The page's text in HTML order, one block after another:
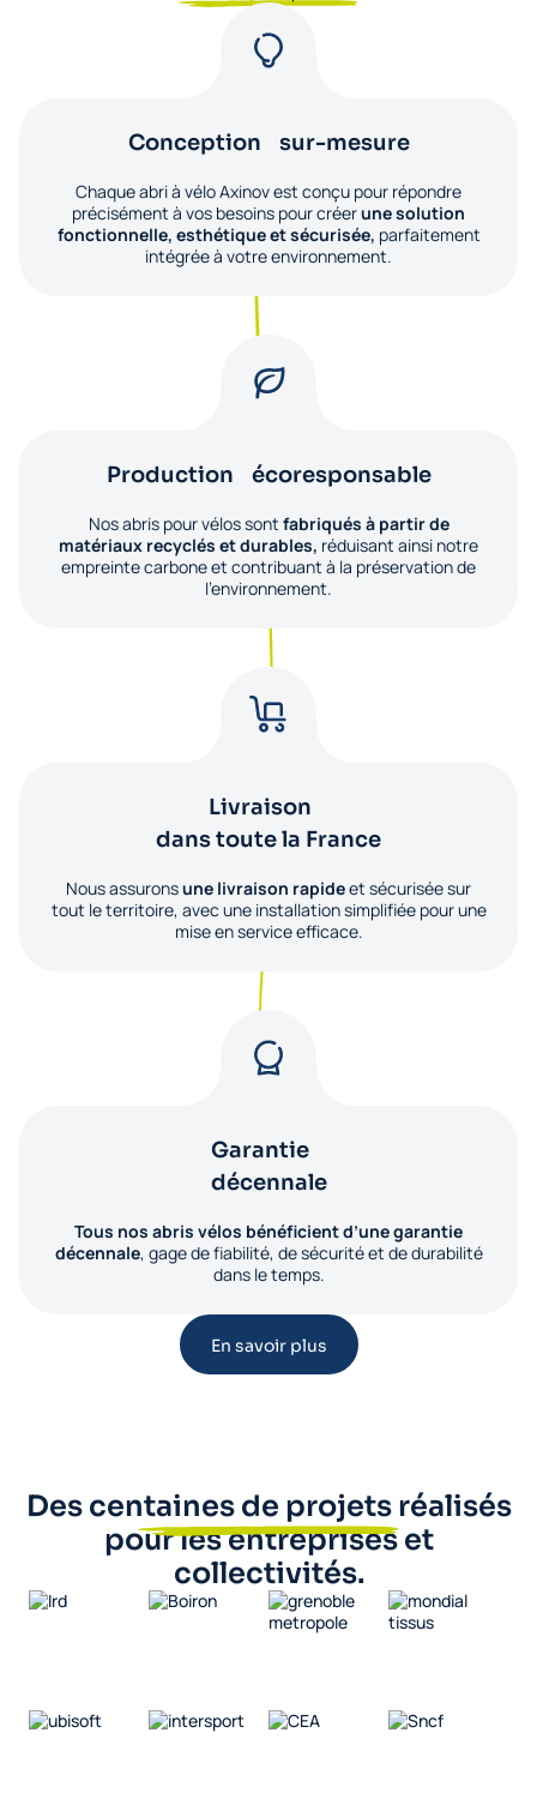
Conception sur-mesure
Chaque abri à vélo Axinov est conçu pour répondre
précisément à vos besoins pour créerune solution
fonctionnelle, esthétique et sécurisée, parfaitement
intégrée à votre environnement.
Production écoresponsable
Nos abris pour vélos sont fabriqués à partir de
matériaux recyclés et durables, réduisant ainsi notre
empreinte carbone et contribuant à la préservation de
l'environnement.
Livraison
dans toute la France
Nous assuronsune livraison rapideet sécurisée sur
tout le territoire, avec une installation simplifiée pour une
mise en service efficace.
Garantie
décennale
Tous nos abris vélos bénéficient d’une garantie
décennale, gage de fiabilité, de sécurité et de durabilité
dans le temps.
En savoir plus
Des centaines de projets réalisés
pour les entreprises et
collectivités.